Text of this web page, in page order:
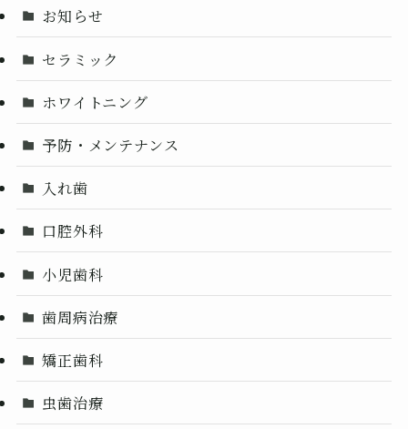
お知らせ
セラミック
ホワイトニング
予防・メンテナンス
入れ歯
口腔外科
小児歯科
歯周病治療
矯正歯科
虫歯治療